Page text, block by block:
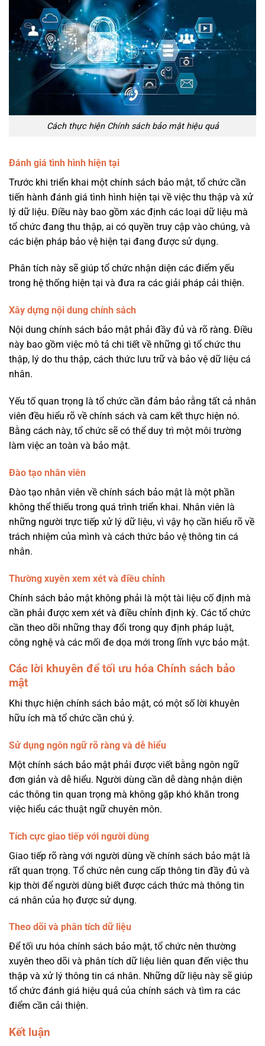
Cách thực hiện Chính sách bảo mật hiệu quả
Đánh giá tình hình hiện tại
Trước khi triển khai một chính sách bảo mật, tổ chức cần
tiến hành đánh giá tình hình hiện tại về việc thu thập và xử
lý dữ liệu. Điều này bao gồm xác định các loại dữ liệu mà
tổ chức đang thu thập, ai có quyền truy cập vào chúng, và
các biện pháp bảo vệ hiện tại đang được sử dụng.
Phân tích này sẽ giúp tổ chức nhận diện các điểm yếu
trong hệ thống hiện tại và đưa ra các giải pháp cải thiện.
Xây dựng nội dung chính sách
Nội dung chính sách bảo mật phải đầy đủ và rõ ràng. Điều
này bao gồm việc mô tả chi tiết về những gì tổ chức thu
thập, lý do thu thập, cách thức lưu trữ và bảo vệ dữ liệu cá
nhân.
Yếu tố quan trọng là tổ chức cần đảm bảo rằng tất cả nhân
viên đều hiểu rõ về chính sách và cam kết thực hiện nó.
Bằng cách này, tổ chức sẽ có thể duy trì một môi trường
làm việc an toàn và bảo mật.
Đào tạo nhân viên
Đào tạo nhân viên về chính sách bảo mật là một phần
không thể thiếu trong quá trình triển khai. Nhân viên là
những người trực tiếp xử lý dữ liệu, vì vậy họ cần hiểu rõ về
trách nhiệm của mình và cách thức bảo vệ thông tin cá
nhân.
Thường xuyên xem xét và điều chỉnh
Chính sách bảo mật không phải là một tài liệu cố định mà
cần phải được xem xét và điều chỉnh định kỳ. Các tổ chức
cần theo dõi những thay đổi trong quy định pháp luật,
công nghệ và các mối đe dọa mới trong lĩnh vực bảo mật.
Các lời khuyên để tối ưu hóa Chính sách bảo
mật
Khi thực hiện chính sách bảo mật, có một số lời khuyên
hữu ích mà tổ chức cần chú ý.
Sử dụng ngôn ngữ rõ ràng và dễ hiểu
Một chính sách bảo mật phải được viết bằng ngôn ngữ
đơn giản và dễ hiểu. Người dùng cần dễ dàng nhận diện
các thông tin quan trọng mà không gặp khó khăn trong
việc hiểu các thuật ngữ chuyên môn.
Tích cực giao tiếp với người dùng
Giao tiếp rõ ràng với người dùng về chính sách bảo mật là
rất quan trọng. Tổ chức nên cung cấp thông tin đầy đủ và
kịp thời để người dùng biết được cách thức mà thông tin
cá nhân của họ được sử dụng.
Theo dõi và phân tích dữ liệu
Để tối ưu hóa chính sách bảo mật, tổ chức nên thường
xuyên theo dõi và phân tích dữ liệu liên quan đến việc thu
thập và xử lý thông tin cá nhân. Những dữ liệu này sẽ giúp
tổ chức đánh giá hiệu quả của chính sách và tìm ra các
điểm cần cải thiện.
Kết luận